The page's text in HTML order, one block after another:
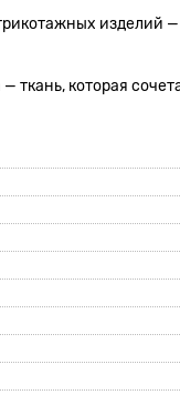
изделий
ткань, которая